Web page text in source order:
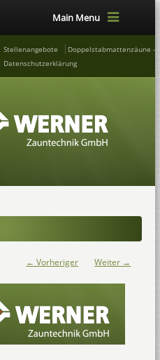
Main Menu
Stellenangebote
Doppelstabmattenzäune –
Datenschutzerklärung
← Vorheriger Weiter →